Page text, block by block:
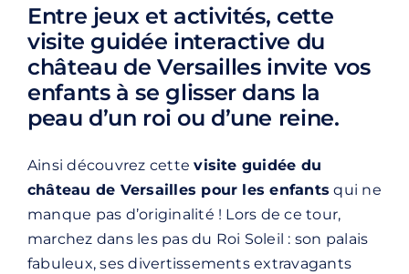
Entre jeux et activités, cette
visite guidée interactive du
château de Versailles invite vos
enfants à se glisser dans la
peau d’un roi ou d’une reine.
Ainsi découvrez cettevisite guidée du
château de Versailles pour les enfants qui ne
manque pas d’originalité ! Lors de ce tour,
marchez dans les pas du Roi Soleil : son palais
fabuleux, ses divertissements extravagants